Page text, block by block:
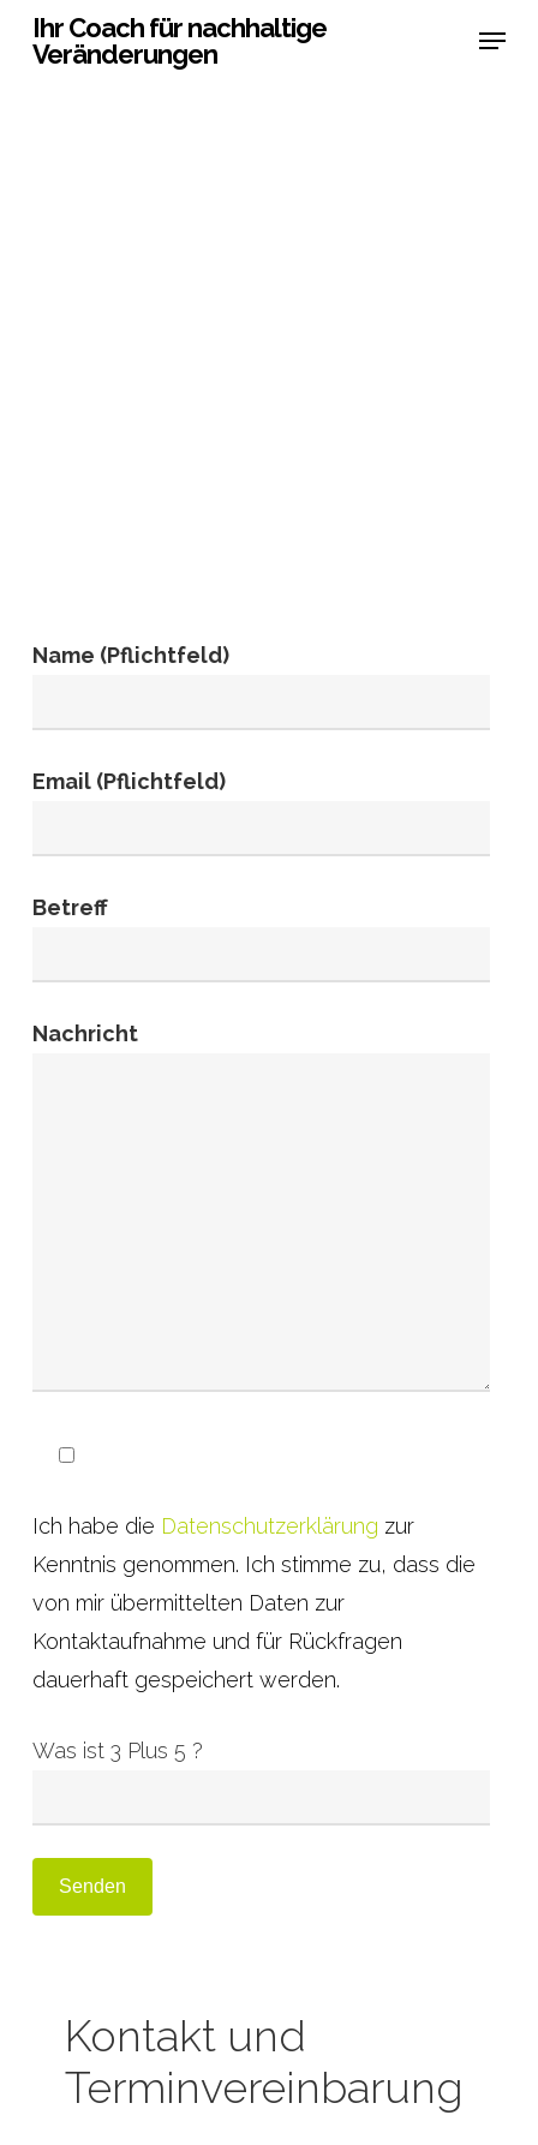
SkipIhr Coach für nachhaltige
Veränderungen
Menu
Name (Pflichtfeld)
Email (Pflichtfeld)
Betreff
Nachricht
Ich habe die Datenschutzerklärung zur
Kenntnis genommen. Ich stimme zu, dass die
von mir übermittelten Daten zur
Kontaktaufnahme und für Rückfragen
dauerhaft gespeichert werden.
Was ist 3 Plus 5 ?
Kontakt und
Terminvereinbarung